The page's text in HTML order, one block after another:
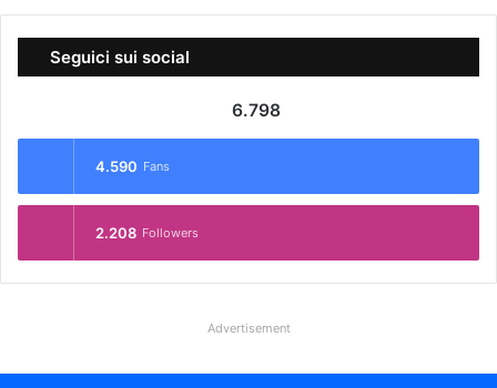
Seguici sui social
6.798
4.590 Fans
2.208 Followers
Advertisement